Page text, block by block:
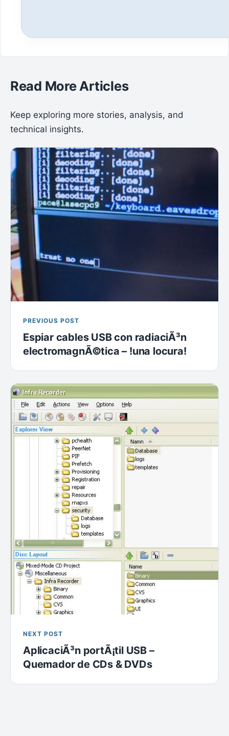
Read More Articles
Keep exploring more stories, analysis, and
technical insights.
PREVIOUS POST
Espiar cables USB con radiaciÃ³n
electromagnÃ©tica – !una locura!
NEXT POST
AplicaciÃ³n portÃ¡til USB –
Quemador de CDs & DVDs